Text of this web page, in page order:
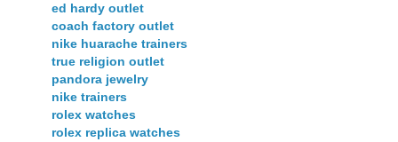
ed hardy outlet
coach factory outlet
nike huarache trainers
true religion outlet
pandora jewelry
nike trainers
rolex watches
rolex replica watches